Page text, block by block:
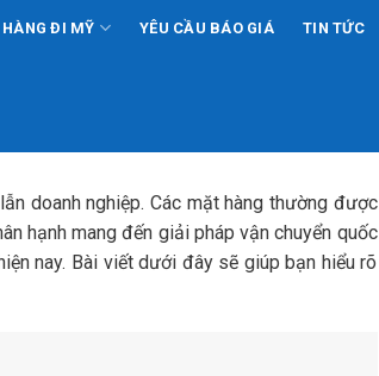
HÀNG ĐI MỸ YÊU CẦU BÁO GIÁ TIN TỨC
doanh nghiệp. Các mặt hàng thường được
hạnh mang đến giải pháp vận chuyển quốc
nay. Bài viết dưới đây sẽ giúp bạn hiểu rõ